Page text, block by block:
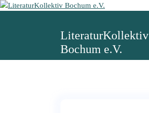
Z
h
LiteraturKollektiv
Bochum e.V.